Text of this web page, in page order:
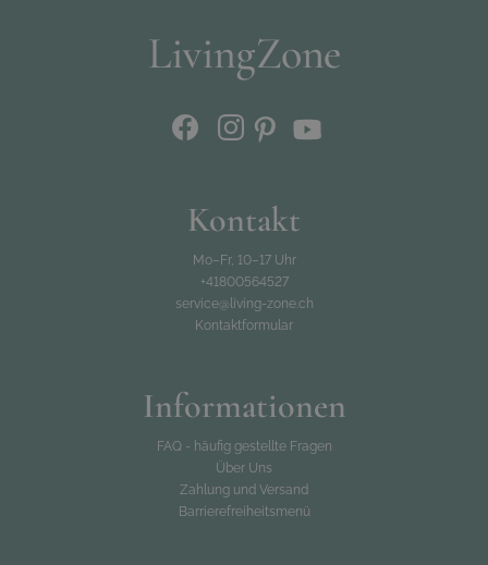
Kontakt
Mo–Fr, 10–17 Uhr
+41800564527
service@living-zone.ch
Kontaktformular
Informationen
FAQ - häufig gestellte Fragen
Über Uns
Zahlung und Versand
Barrierefreiheitsmenü